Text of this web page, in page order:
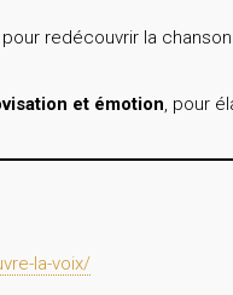
redécouvrir la
et émotion, pour
la-voix/